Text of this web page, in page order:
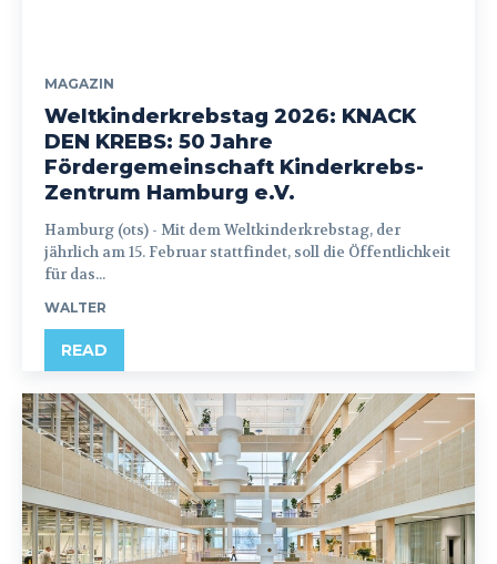
MAGAZIN
Weltkinderkrebstag 2026: KNACK
DEN KREBS: 50 Jahre
Fördergemeinschaft Kinderkrebs-
Zentrum Hamburg e.V.
Hamburg (ots) - Mit dem Weltkinderkrebstag, der
jährlich am 15. Februar stattfindet, soll die Öffentlichkeit
für das...
WALTER
READ